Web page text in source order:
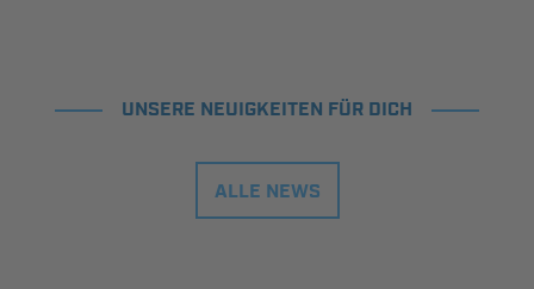
UNSERE NEUIGKEITEN FÜR DICH
ALLE NEWS